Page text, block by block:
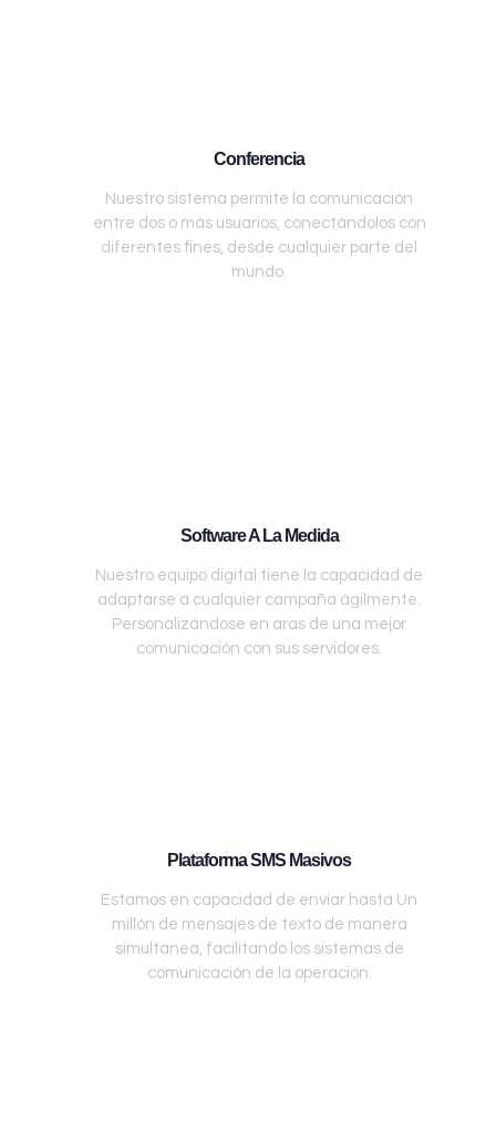
Conferencia
Nuestro sistema permite la comunicación
entre dos o más usuarios, conectándolos con
diferentes fines, desde cualquier parte del
mundo.
Software A La Medida
Nuestro equipo digital tiene la capacidad de
adaptarse a cualquier campaña ágilmente.
Personalizándose en aras de una mejor
comunicación con sus servidores.
Plataforma SMS Masivos
Estamos en capacidad de enviar hasta Un
millón de mensajes de texto de manera
simultánea, facilitando los sistemas de
comunicación de la operación.